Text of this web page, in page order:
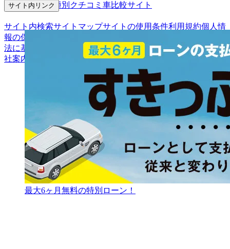
費を調べる車種別クチコミ 車比較サイト
サイト内リンク
サイト内検索サイトマップサイトの使用条件利用規約個人情
報の保護について
法に基づく表示
アフィリエイトパートナー募集お客様の声会
社案内
最大6ヶ月無料の特別ローン！